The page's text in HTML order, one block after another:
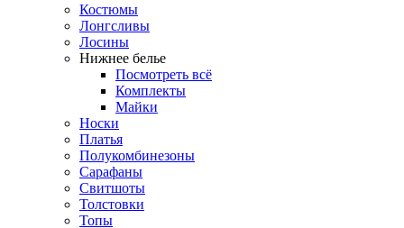
Костюмы
Лонгсливы
Лосины
Нижнее белье
Посмотреть всё
Комплекты
Майки
Носки
Платья
Полукомбинезоны
Сарафаны
Свитшоты
Толстовки
Топы